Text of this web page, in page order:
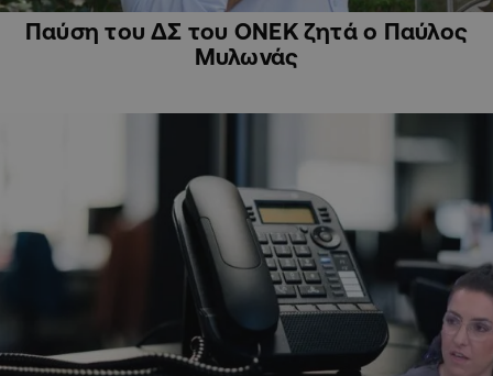
Παύση του ΔΣ του ΟΝΕΚ ζητά ο Παύλος
Μυλωνάς